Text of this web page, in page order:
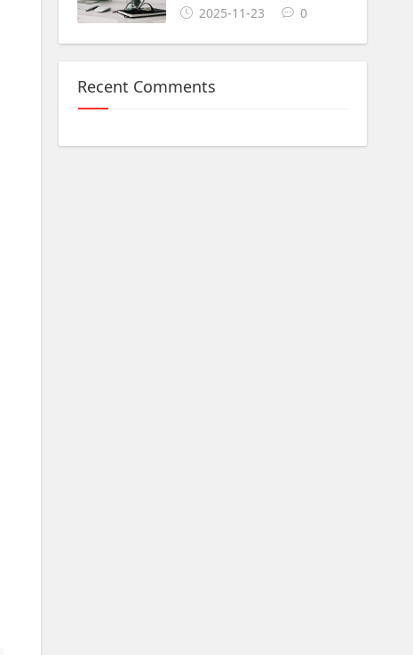
2025-11-23
0
Recent Comments